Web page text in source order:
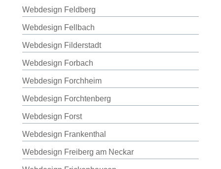
Webdesign Feldberg
Webdesign Fellbach
Webdesign Filderstadt
Webdesign Forbach
Webdesign Forchheim
Webdesign Forchtenberg
Webdesign Forst
Webdesign Frankenthal
Webdesign Freiberg am Neckar